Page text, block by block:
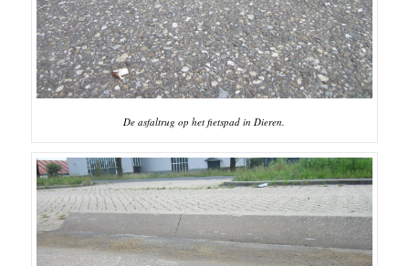
De asfaltrug op het fietspad in Dieren.